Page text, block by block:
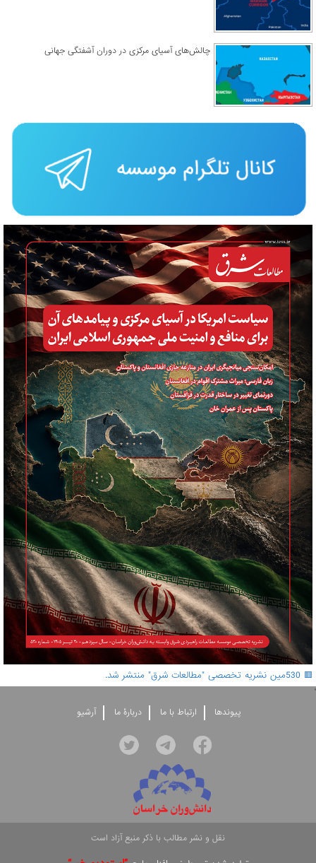
چالش‌های آسیای مرکزی در دوران آشفتگی جهانی
🟥 530مین نشریه تخصصی "مطالعات شرق" منتشر شد.
'
پيوندها ارتباط با ما دربارۀ ما آرشيو
نقل و نشر مطالب با ذکر منبع آزاد است